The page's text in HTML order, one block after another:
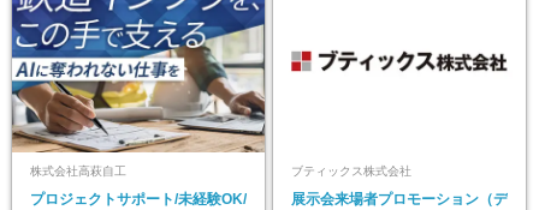
株式会社高萩自工
プロジェクトサポート/未経験OK/
ブティックス株式会社
展示会来場者プロモーション（デ